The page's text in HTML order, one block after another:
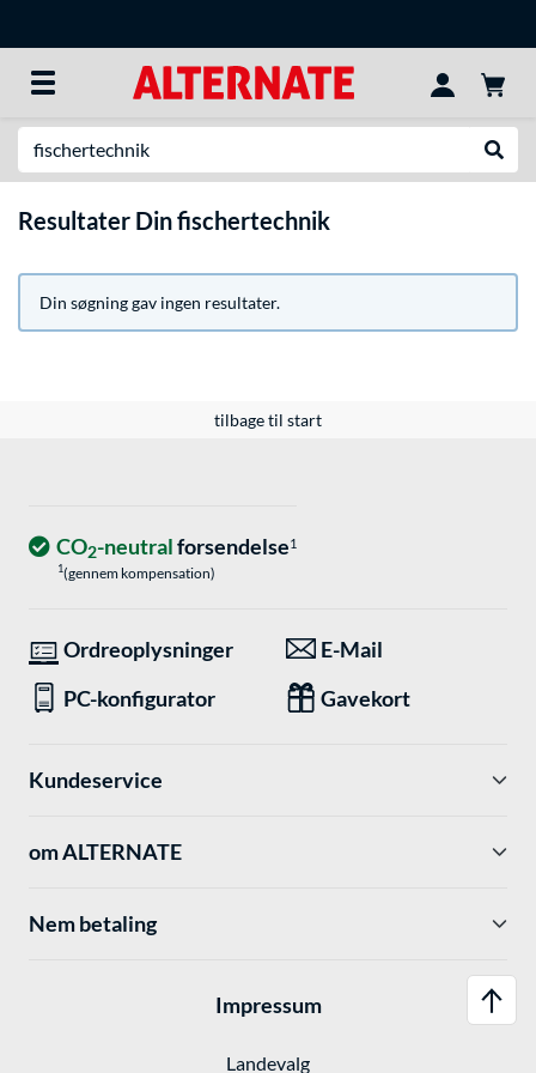
Resultater Din fischertechnik
Din søgning gav ingen resultater.
tilbage til start
CO2-neutralforsendelse1
1(gennem kompensation)
Ordreoplysninger
E-Mail
PC-konfigurator
Gavekort
Kundeservice
om ALTERNATE
Nem betaling
Impressum
Landevalg